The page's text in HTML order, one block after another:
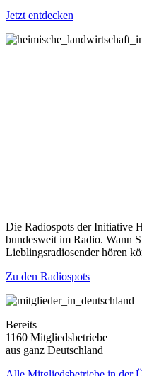
Jetzt entdecken
Die Radiospots der Initiative
bundesweit im Radio. Wann
Lieblingsradiosender hören
Zu den Radiospots
Bereits
1160 Mitgliedsbetriebe
aus ganz Deutschland